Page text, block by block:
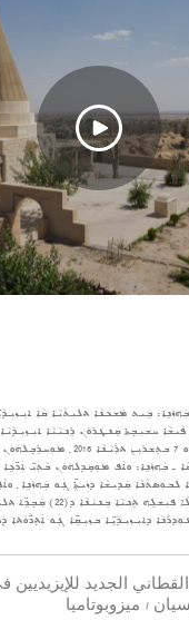
ܒܹܝܬ ܡܲܫܟܢܵܐ ܬܠܝܼܬܵܝܵܐ ܩܵܐ
ܚܫܝܼܒ݂ܬܐ ܩܸܢܛܪܘܿܢ ܪܸܢܝܵܝܵܐ
ـ ܒܲܗܙܵܢܹܐ: ܘܐܵܦ ܡܘܼܩܸܕܠܗ݇ܘܿܢ ܒܵܬܲܝ̈ ܐܲܖ̈ܟܹܐ
ܩܲܕܝܼܫܵܐ ܕܙܲܝܬܹ̈ܐ ܓܲܘ ܒܲܗܙܵܢܹܐ
ܕܲܚܪܵܒ݂ܵܐ ܕܦܝܼܫܠܹܗ ܥܒ݂ܝܼܕܵܐ: ܐܸܠܵܐ
ܕܐܝܼܙܝܼܕܵܝܹ̈ܐ ܒܙܝܼܩܹ̈ܐ ܓܲܘ ܐܲܬ݂ܖ̈ܵܘܵܬܐ
الجديد للإيزيديين
/ ميزوبوتاميا